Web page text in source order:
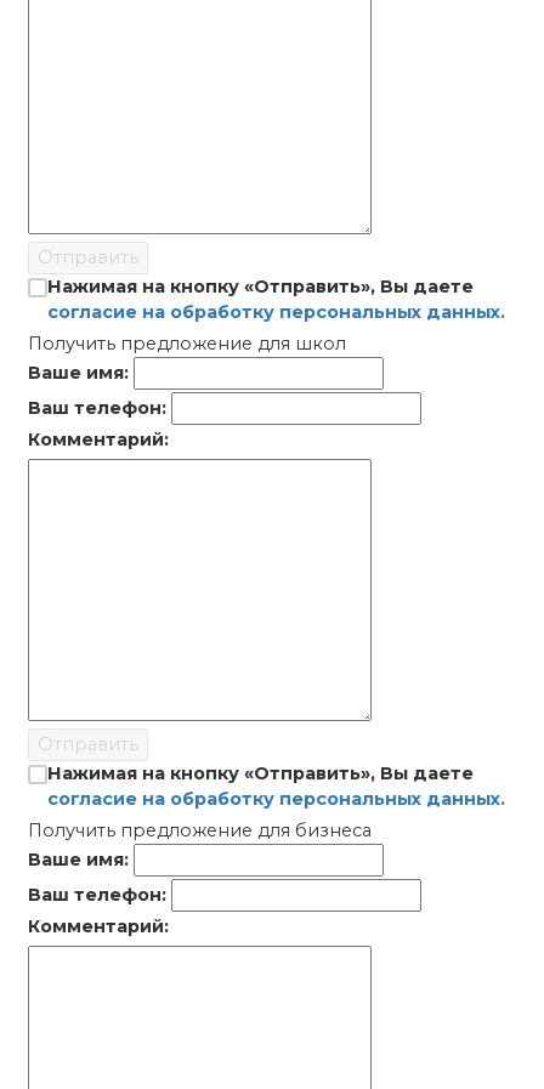
Отправить
Нажимая на кнопку «Отправить», Вы даете
согласие на обработку персональных данных.
Получить предложение для школ
Ваше имя:
Ваш телефон:
Комментарий:
Отправить
Нажимая на кнопку «Отправить», Вы даете
согласие на обработку персональных данных.
Получить предложение для бизнеса
Ваше имя:
Ваш телефон:
Комментарий: